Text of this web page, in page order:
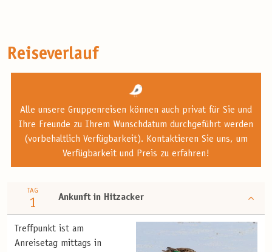
Reiseverlauf
Alle unsere Gruppenreisen können auch privat für Sie und
Ihre Freunde zu Ihrem Wunschdatum durchgeführt werden
(vorbehaltlich Verfügbarkeit). Kontaktieren Sie uns, um
Verfügbarkeit und Preis zu erfahren!
TAG
1 Ankunft in Hitzacker
Treffpunkt ist am
Anreisetag mittags in